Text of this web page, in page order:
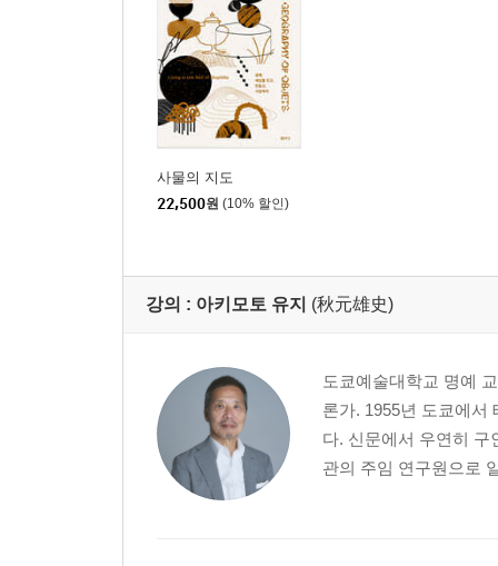
사물의 지도
22,500원 (10% 할인)
강의 : 아키모토 유지 (秋元雄史)
도쿄예술대학교 명예
론가. 1955년 도쿄에서
다. 신문에서 우연히 구
관의 주임 연구원으로